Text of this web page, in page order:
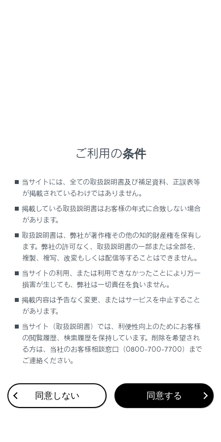
パーソナルランプを操作するには
合わせて見られているページ
ステアリングヒーター／シートヒーター／シートベンチレー
ター／輻射ヒーター
アクセサリーコンセント（AC100V 1500W）・非常時給
電システム
リヤエアコン
このページは役に立ちましたか？
ご利用の条件
当サイトには、全ての取扱説明書及び補足資料、正誤表等
が掲載されているわけではありません。
掲載している取扱説明書はお客様の年式に合致しない場合
があります。
取扱説明書は、弊社が著作権その他の知的財産権を保有し
ます。弊社の許可なく、取扱説明書の一部または全部を、
複製、複写、改変もしくは配信等することはできません。
当サイトの利用、または利用できなかったことにより万一
損害が生じても、弊社は一切責任を負いません。
掲載内容は予告なく変更、またはサービスを中止すること
があります。
当サイト（取扱説明書）では、利便性向上のためにお客様
の閲覧履歴、検索履歴を保持しています。削除を希望され
る方は、当社のお客様相談窓口（0800-700-7700）まで
ご連絡ください。
同意しない 同意する